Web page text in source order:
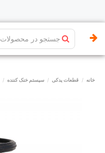
جستجو در محصولات
خانه قطعات یدکی سیستم خنک کننده